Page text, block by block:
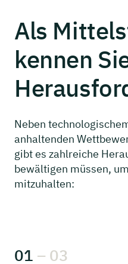
Als
kennen
Neben
anhaltenden
gibt es zahlreiche
bewältigen müssen,
mitzuhalten:
01 – 03